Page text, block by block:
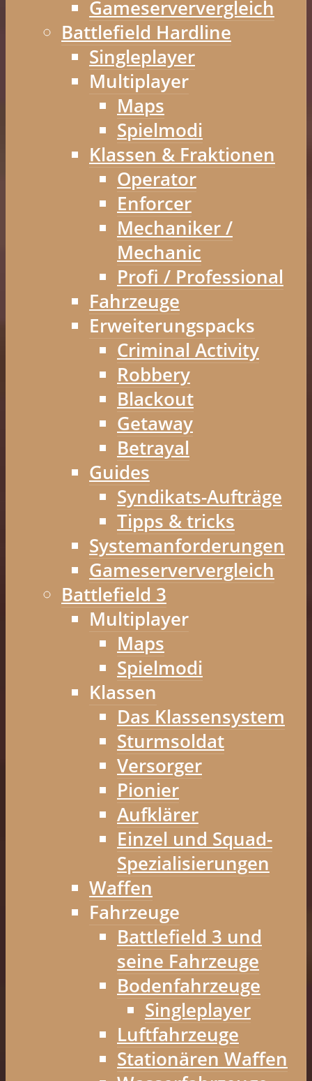
Gameserververgleich
Battlefield Hardline
Singleplayer
Multiplayer
Maps
Spielmodi
Klassen & Fraktionen
Operator
Enforcer
Mechaniker /
Mechanic
Profi / Professional
Fahrzeuge
Erweiterungspacks
Criminal Activity
Robbery
Blackout
Getaway
Betrayal
Guides
Syndikats-Aufträge
Tipps & tricks
Systemanforderungen
Gameserververgleich
Battlefield 3
Multiplayer
Maps
Spielmodi
Klassen
Das Klassensystem
Sturmsoldat
Versorger
Pionier
Aufklärer
Einzel und Squad-
Spezialisierungen
Waffen
Fahrzeuge
Battlefield 3 und
seine Fahrzeuge
Bodenfahrzeuge
Singleplayer
Luftfahrzeuge
Stationären Waffen